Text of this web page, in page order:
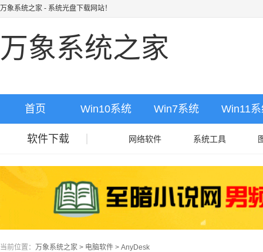
万象系统之家 - 系统光盘下载网站！
万象系统之家
首页 Win10系统 Win7系统 Win11
软件下载 网络软件 系统工具
当前位置： 万象系统之家 > 电脑软件 > AnyDesk